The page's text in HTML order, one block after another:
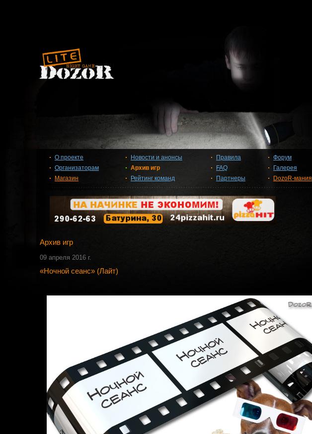
О проекте
Организаторам
Магазин
Новости и анонсы
Архив игр
Рейтинг команд
Правила
FAQ
Партнеры
Форум
Галерея
DozoR-мания
Архив игр
09 апреля 2016 г.
«Ночной сеанс» (Лайт)